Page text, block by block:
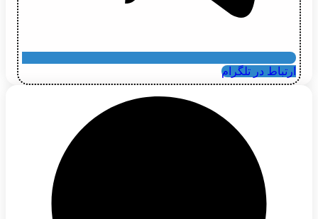
ارتباط در تلگرام